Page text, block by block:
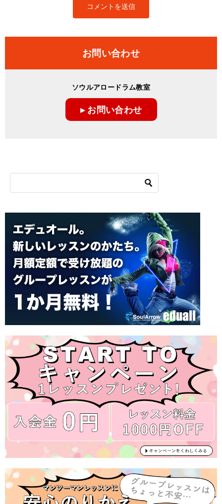
お問い合わせ
ソウルアロードラム教室
▸ お問い合わせ